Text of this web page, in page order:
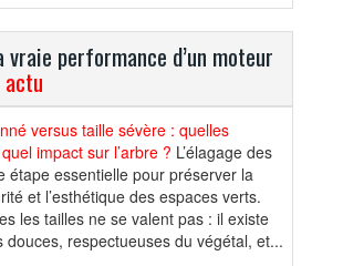
vraie performance d’un moteur
actu
versus taille sévère : quelles
impact sur l’arbre ? L’élagage des
étape essentielle pour préserver la
et l’esthétique des espaces verts.
les tailles ne se valent pas : il existe
douces, respectueuses du végétal, et...